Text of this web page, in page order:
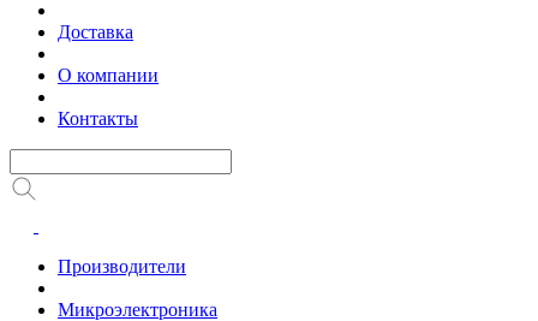
Доставка
О компании
Контакты
Производители
Микроэлектроника